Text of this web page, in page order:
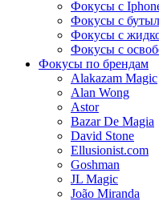
Фокусы с
Фокусы с
Фокусы с
Фокусы с
Фокусы по брендам
Alakazam Magic
Alan Wong
Astor
Bazar De Magia
David Stone
Ellusionist.com
Goshman
JL Magic
João Miranda